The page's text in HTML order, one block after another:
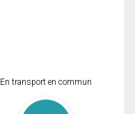
En transport en commun